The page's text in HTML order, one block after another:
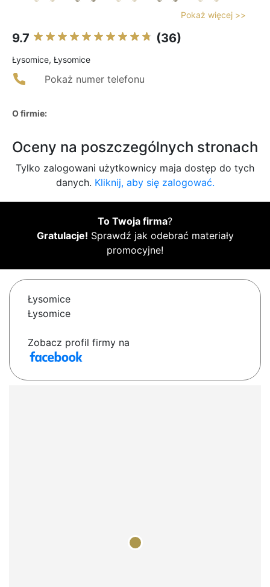
Pokaż więcej >>
9.7 (36)
Łysomice, Łysomice
Pokaż numer telefonu
O firmie:
Oceny na poszczególnych stronach
Tylko zalogowani użytkownicy maja dostęp do tych
danych. Kliknij, aby się zalogować.
To Twoja firma?
Gratulacje! Sprawdź jak odebrać materiały
promocyjne!
Łysomice
Łysomice
Zobacz profil firmy na